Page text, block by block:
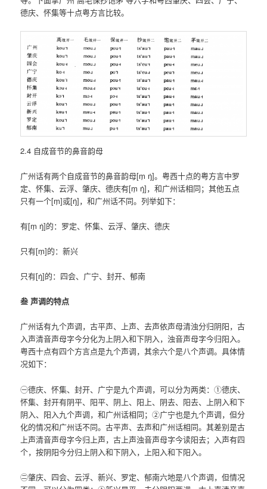
德庆、怀集等十点粤方言比较。
2.4 自成音节的鼻音韵母
广州话有两个自成音节的鼻音韵母[m̩ ŋ̍]。粤西十点的粤方言中罗
定、怀集、云浮、肇庆、德庆有[m̩ ŋ̍]，和广州话相同；其他五点
只有一个[m̩]或[ŋ̍]，和广州话不同。列举如下：
有[m̩ ŋ̍]的：罗定、怀集、云浮、肇庆、德庆
只有[m̩]的：新兴
只有[ŋ̍]的：四会、广宁、封开、郁南
叁 声调的特点
广州话有九个声调，古平声、上声、去声依声母清浊分归阴阳，古
入声清音声母字今分化为上阴入和下阴入，浊音声母字今归阳入。
粤西十点有四个方言点是九个声调，其余六个是八个声调。具体情
况如下：
㊀德庆、怀集、封开、广宁是九个声调，可以分为两类：①德庆、
怀集、封开有阴平、阳平、阴上、阳上、阴去、阳去、上阴入和下
阴入、阳入九个声调，和广州话相同；②广宁也是九个声调，但分
化的情况和广州话不同。古平声、去声和广州话相同。其差别是古
上声清音声母字今归上声，古上声浊音声母字今读阳去；入声有四
个，按阴阳今分归上阴入和下阴入，上阳入和下阳入。
㊁肇庆、四会、云浮、新兴、罗定、郁南六地是八个声调，但情况